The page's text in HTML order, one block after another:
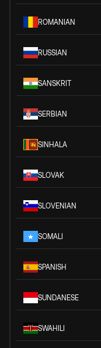
ROMANIAN
RUSSIAN
SANSKRIT
SERBIAN
SINHALA
SLOVAK
SLOVENIAN
SOMALI
SPANISH
SUNDANESE
SWAHILI